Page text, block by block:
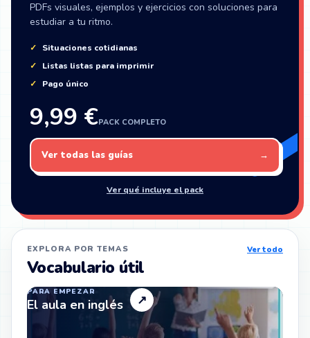
PDFs visuales, ejemplos y ejercicios con soluciones para
estudiar a tu ritmo.
Situaciones cotidianas
Listas listas para imprimir
Pago único
9,99 €PACK COMPLETO
Ver todas las guías →
Ver qué incluye el pack
EXPLORA POR TEMAS
Vocabulario útil
Ver todo
PARA EMPEZAR
El aula en inglés ↗